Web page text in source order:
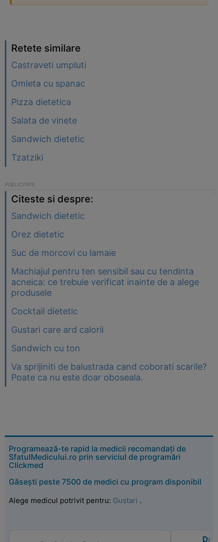
Retete similare
Castraveti umpluti
Omleta cu spanac
Pizza dietetica
Salata de vinete
Sandwich dietetic
Tzatziki
Citeste si despre:
Sandwich dietetic
Orez dietetic
Suc de morcovi cu lamaie
Machiajul pentru ten sensibil sau cu tendinta
acneica: ce trebuie verificat inainte de a alege
produsele
Cocktail dietetic
Gustari care ard calorii
Sandwich cu ton
Va sprijiniti de balustrada cand coborati scarile?
Poate ca nu este doar oboseala.
Programează-te rapid la medicii recomandați de
SfatulMedicului.ro prin serviciul de programări
Clickmed
Găsești peste 7500 de medici cu program disponibil
Alege medicul potrivit pentru: Gustari .
Dr.